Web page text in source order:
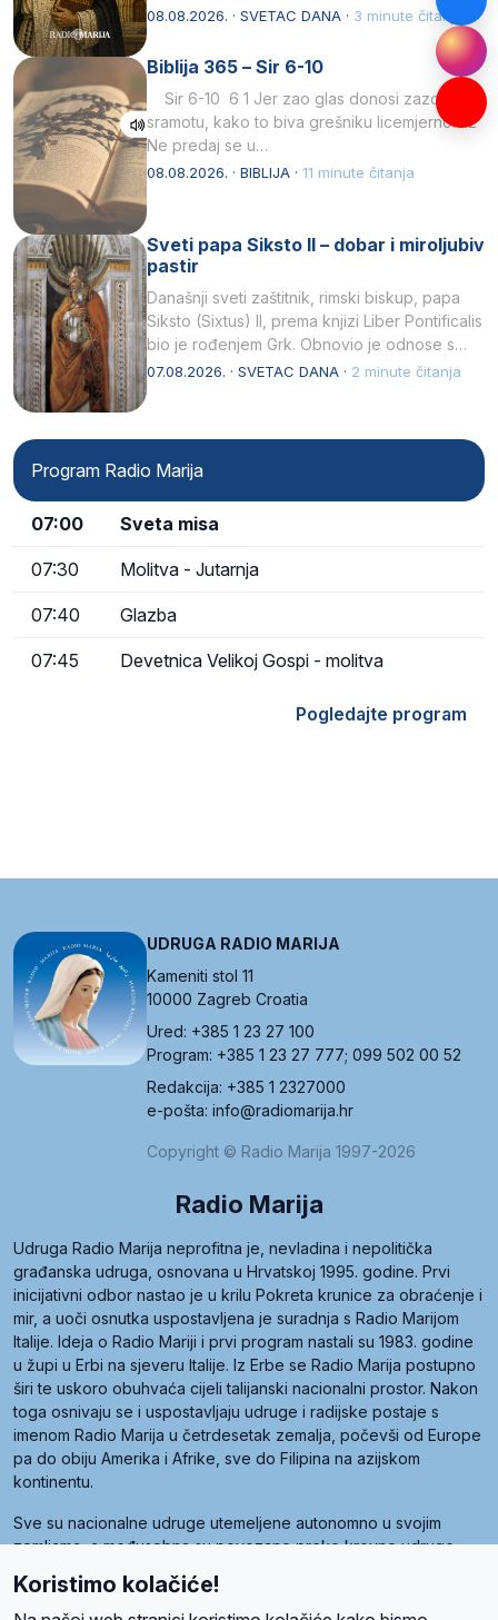
Svojim životom, dubokom ljubavlju prema
08.08.2026. · SVETAC DANA · 3 minute čitanja
Biblija 365 – Sir 6-10
Sir 6-10 6 1 Jer zao glas donosi zazor i
sramotu, kako to biva grešniku licemjernom.2
Ne predaj se u…
08.08.2026. · BIBLIJA · 11 minute čitanja
Sveti papa Siksto II – dobar i miroljubiv
pastir
Današnji sveti zaštitnik, rimski biskup, papa
Siksto (Sixtus) II, prema knjizi Liber Pontificalis
bio je rođenjem Grk. Obnovio je odnose s
afričkim…
07.08.2026. · SVETAC DANA · 2 minute čitanja
Program Radio Marija
07:00 Sveta misa
07:30 Molitva - Jutarnja
07:40 Glazba
07:45 Devetnica Velikoj Gospi - molitva
Pogledajte program
UDRUGA RADIO MARIJA
Kameniti stol 11
10000 Zagreb Croatia
Ured: +385 1 23 27 100
Program: +385 1 23 27 777; 099 502 00 52
Redakcija: +385 1 2327000
e-pošta: info@radiomarija.hr
Copyright © Radio Marija 1997-2026
Radio Marija
Udruga Radio Marija neprofitna je, nevladina i nepolitička
građanska udruga, osnovana u Hrvatskoj 1995. godine. Prvi
inicijativni odbor nastao je u krilu Pokreta krunice za obraćenje i
mir, a uoči osnutka uspostavljena je suradnja s Radio Marijom
Italije. Ideja o Radio Mariji i prvi program nastali su 1983. godine
u župi u Erbi na sjeveru Italije. Iz Erbe se Radio Marija postupno
širi te uskoro obuhvaća cijeli talijanski nacionalni prostor. Nakon
toga osnivaju se i uspostavljaju udruge i radijske postaje s
imenom Radio Marija u četrdesetak zemalja, počevši od Europe
pa do obiju Amerika i Afrike, sve do Filipina na azijskom
kontinentu.
Sve su nacionalne udruge utemeljene autonomno u svojim
zemljama, a međusobna su povezane preko krovne udruge
Radio Maria). Svjetsku obitelj utemeljilo je sedam članica, među
Koristimo kolačiće!